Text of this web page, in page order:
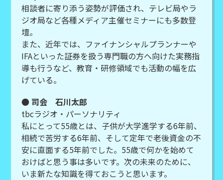
相談者に寄り添う姿勢が評価され、テレビ局やラ
ジオ局など各種メディア主催セミナーにも多数登
壇。
また、近年では、ファイナンシャルプランナーや
IFAといった証券を扱う専門職の方へ向けた実務指
導も行うなど、教育・研修領域でも活動の幅を広
げている。
● 司会 石川太郎
tbcラジオ・パーソナリティ
私にとって55歳とは、子供が大学進学する6年前、
相続で苦労する6年前、そして定年で老後資金の不
安に直面する5年前でした。55歳で何かを始めて
おけばと思う事は多いです。次の未来のために、
いま新たな知識を得ておこうと思います。